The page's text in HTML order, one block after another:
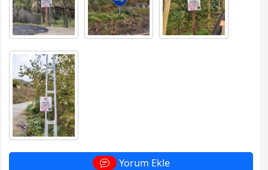
Yorum Ekle